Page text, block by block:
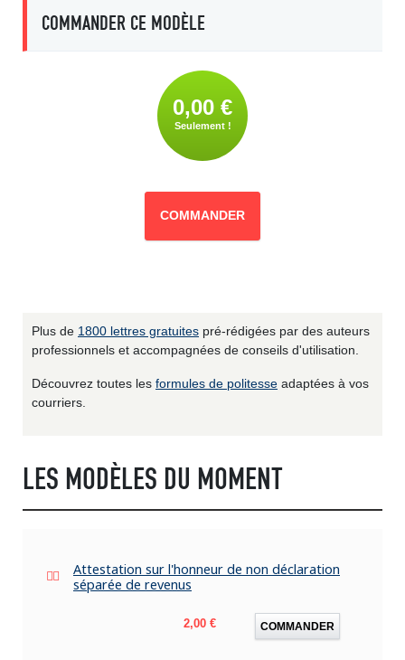
COMMANDER CE MODÈLE
0,00 €
Seulement !
COMMANDER
Plus de 1800 lettres gratuites pré-rédigées par des auteurs
professionnels et accompagnées de conseils d'utilisation.
Découvrez toutes les formules de politesse adaptées à vos
courriers.
LES MODÈLES DU MOMENT
Attestation sur l'honneur de non déclaration
séparée de revenus
Prix
2,00 € COMMANDER